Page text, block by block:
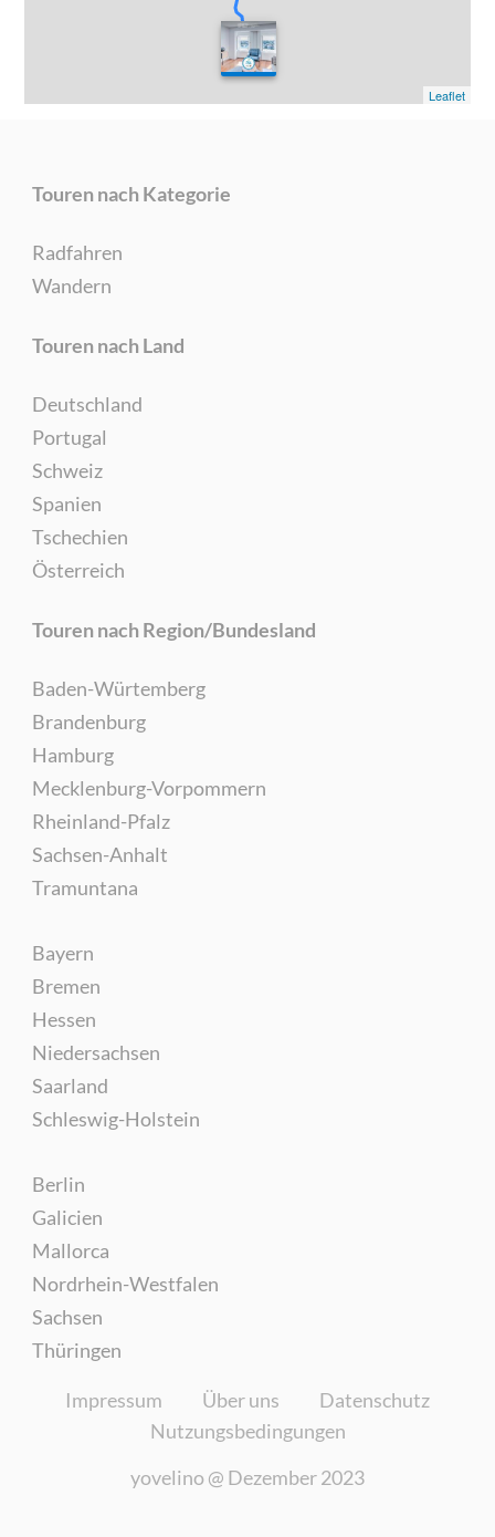
0
Leaflet
Touren nach Kategorie
Radfahren
Wandern
Touren nach Land
Deutschland
Portugal
Schweiz
Spanien
Tschechien
Österreich
Touren nach Region/Bundesland
Baden-Würtemberg
Brandenburg
Hamburg
Mecklenburg-Vorpommern
Rheinland-Pfalz
Sachsen-Anhalt
Tramuntana
Bayern
Bremen
Hessen
Niedersachsen
Saarland
Schleswig-Holstein
Berlin
Galicien
Mallorca
Nordrhein-Westfalen
Sachsen
Thüringen
Impressum Über uns
Datenschutz
Nutzungsbedingungen
yovelino @ Dezember 2023